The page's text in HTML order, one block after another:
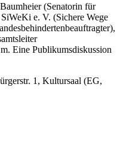
(Senatorin für
e. V. (Sichere Wege
Eine Publikumsdiskussion
1, Kultursaal (EG,